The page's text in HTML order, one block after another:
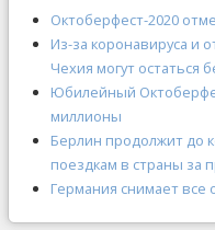
Октоберфест-2020
Из-за коронавируса и
Чехия могут остаться
Юбилейный
миллионы
Берлин продолжит до
поездкам в страны за
Германия снимает все